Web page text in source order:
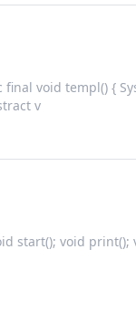
void templ() {
v
start(); void print();